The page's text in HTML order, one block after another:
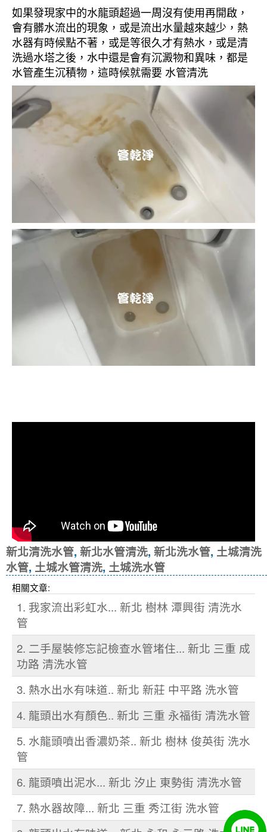
如果發現家中的水龍頭超過一周沒有使用再開啟，
會有髒水流出的現象，或是流出水量越來越少，熱
水器有時候點不著，或是等很久才有熱水，或是清
洗過水塔之後，水中還是會有沉澱物和異味，都是
水管產生沉積物，這時候就需要 水管清洗
新北清洗水管, 新北水管清洗, 新北洗水管, 土城清洗
水管, 土城水管清洗, 土城洗水管
相關文章:
1. 我家流出彩虹水... 新北 樹林 潭興街 清洗水
管
2. 二手屋裝修忘記檢查水管堵住... 新北 三重 成
功路 清洗水管
3. 熱水出水有味道.. 新北 新莊 中平路 洗水管
4. 龍頭出水有顏色.. 新北 三重 永福街 清洗水管
5. 水龍頭噴出香濃奶茶.. 新北 樹林 俊英街 洗水
管
6. 龍頭噴出泥水... 新北 汐止 東勢街 清洗水管
7. 熱水器故障... 新北 三重 秀江街 洗水管